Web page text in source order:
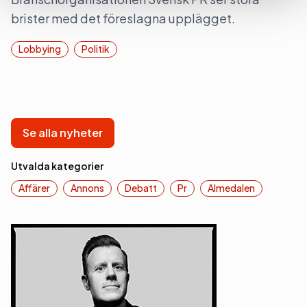
brister med det föreslagna upplägget.
Lobbying Politik
Se alla nyheter
Utvalda kategorier
Affärer
Annons Debatt Pr Almedalen